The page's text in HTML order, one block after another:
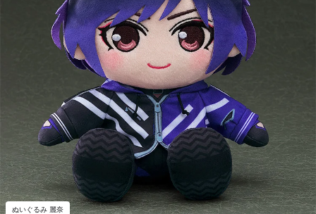
ぬいぐるみ 麗奈